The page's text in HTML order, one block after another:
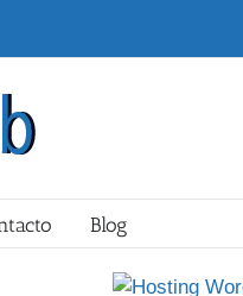
Blog